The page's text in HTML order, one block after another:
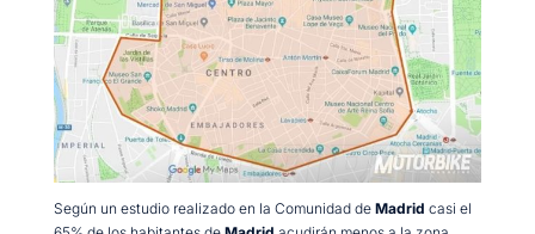
Según un estudio realizado en la Comunidad de Madrid casi el